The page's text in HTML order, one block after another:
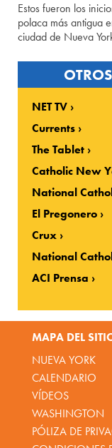
Estos fueron los
polaca más antigua
ciudad de Nueva
NET TV
Currents
The Tablet
Catholic New
National
El Pregonero
Crux
National
ACI Prensa
MAPA DEL
NUEVA YORK
CALENDARIO
VÍDEOS
WASHINGTON
PÓLIZA DE